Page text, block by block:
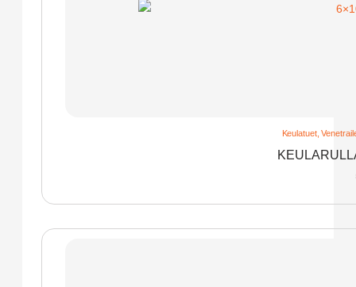
Keulatuet,